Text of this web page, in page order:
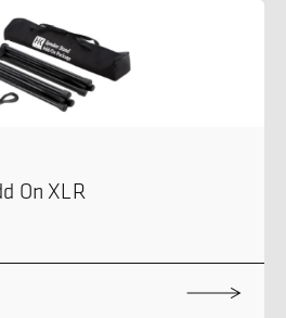
On XLR